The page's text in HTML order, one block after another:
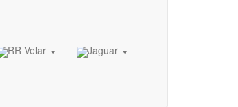
RR Velar Jaguar